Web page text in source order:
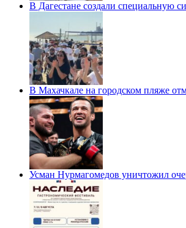
В Дагестане создали специальную
В Махачкале на городском пляже
Усман Нурмагомедов уничтожил